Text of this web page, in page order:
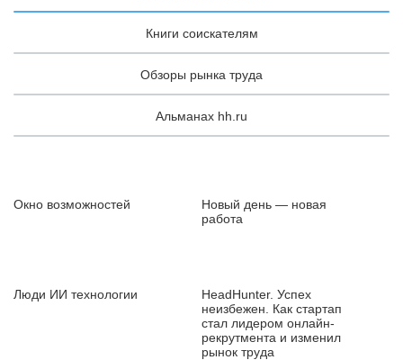
Книги соискателям
Обзоры рынка труда
Альманах hh.ru
Окно возможностей
Новый день — новая
работа
Люди ИИ технологии
HeadHunter. Успех
неизбежен. Как стартап
стал лидером онлайн-
рекрутмента и изменил
рынок труда